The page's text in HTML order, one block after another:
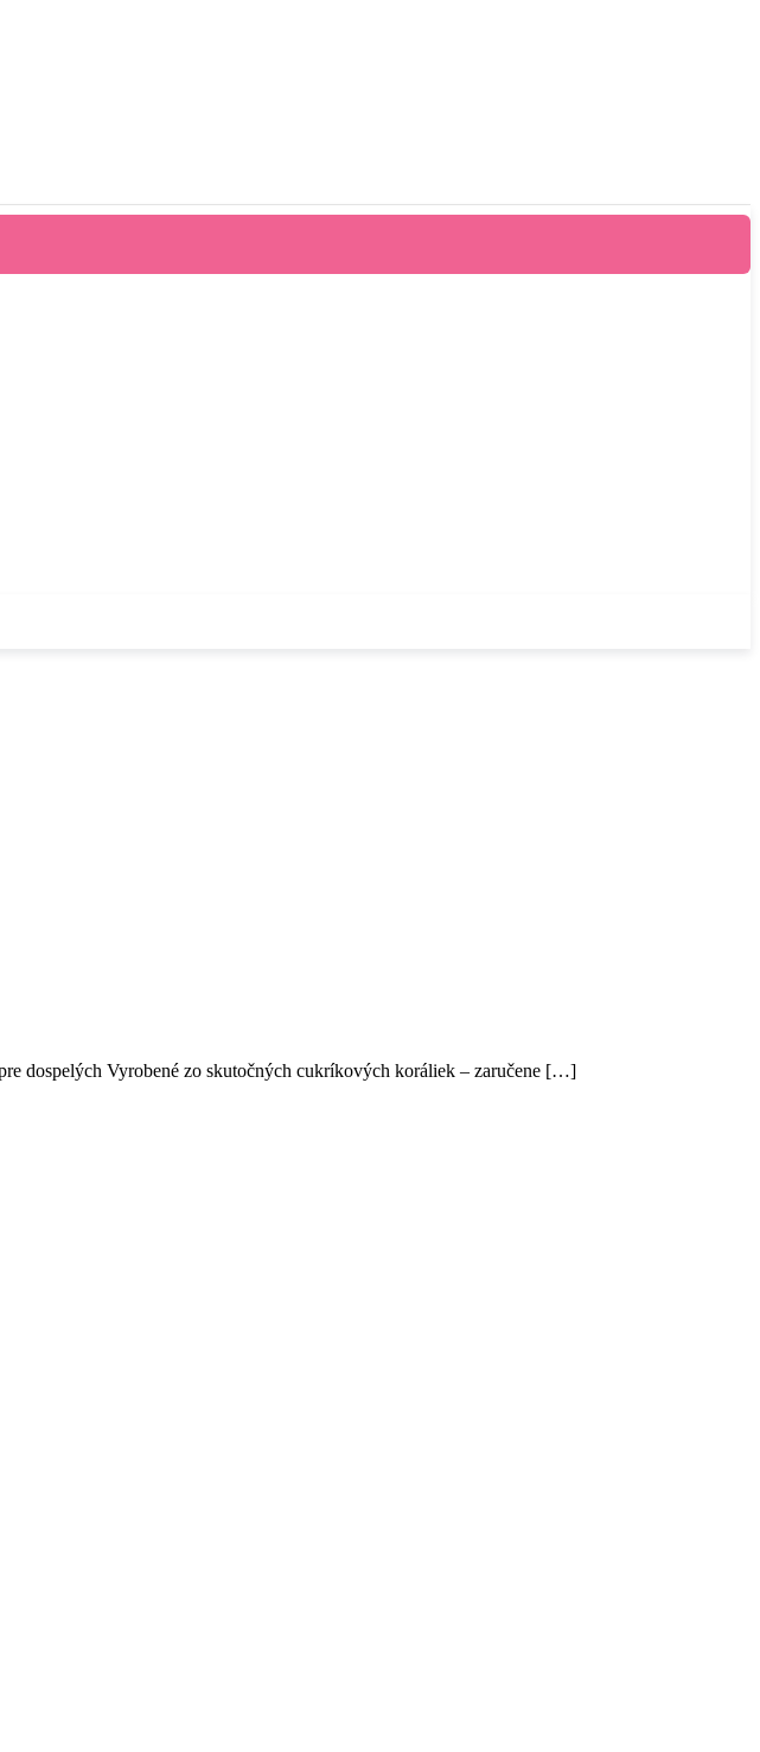
dospelých Vyrobené zo skutočných cukríkových koráliek – zaručene […]